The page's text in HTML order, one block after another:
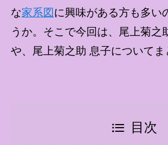
な家系図 に興味がある方も多い
うか。そこで今回は、尾上菊之
や、尾上菊之助 息子についてま
目次